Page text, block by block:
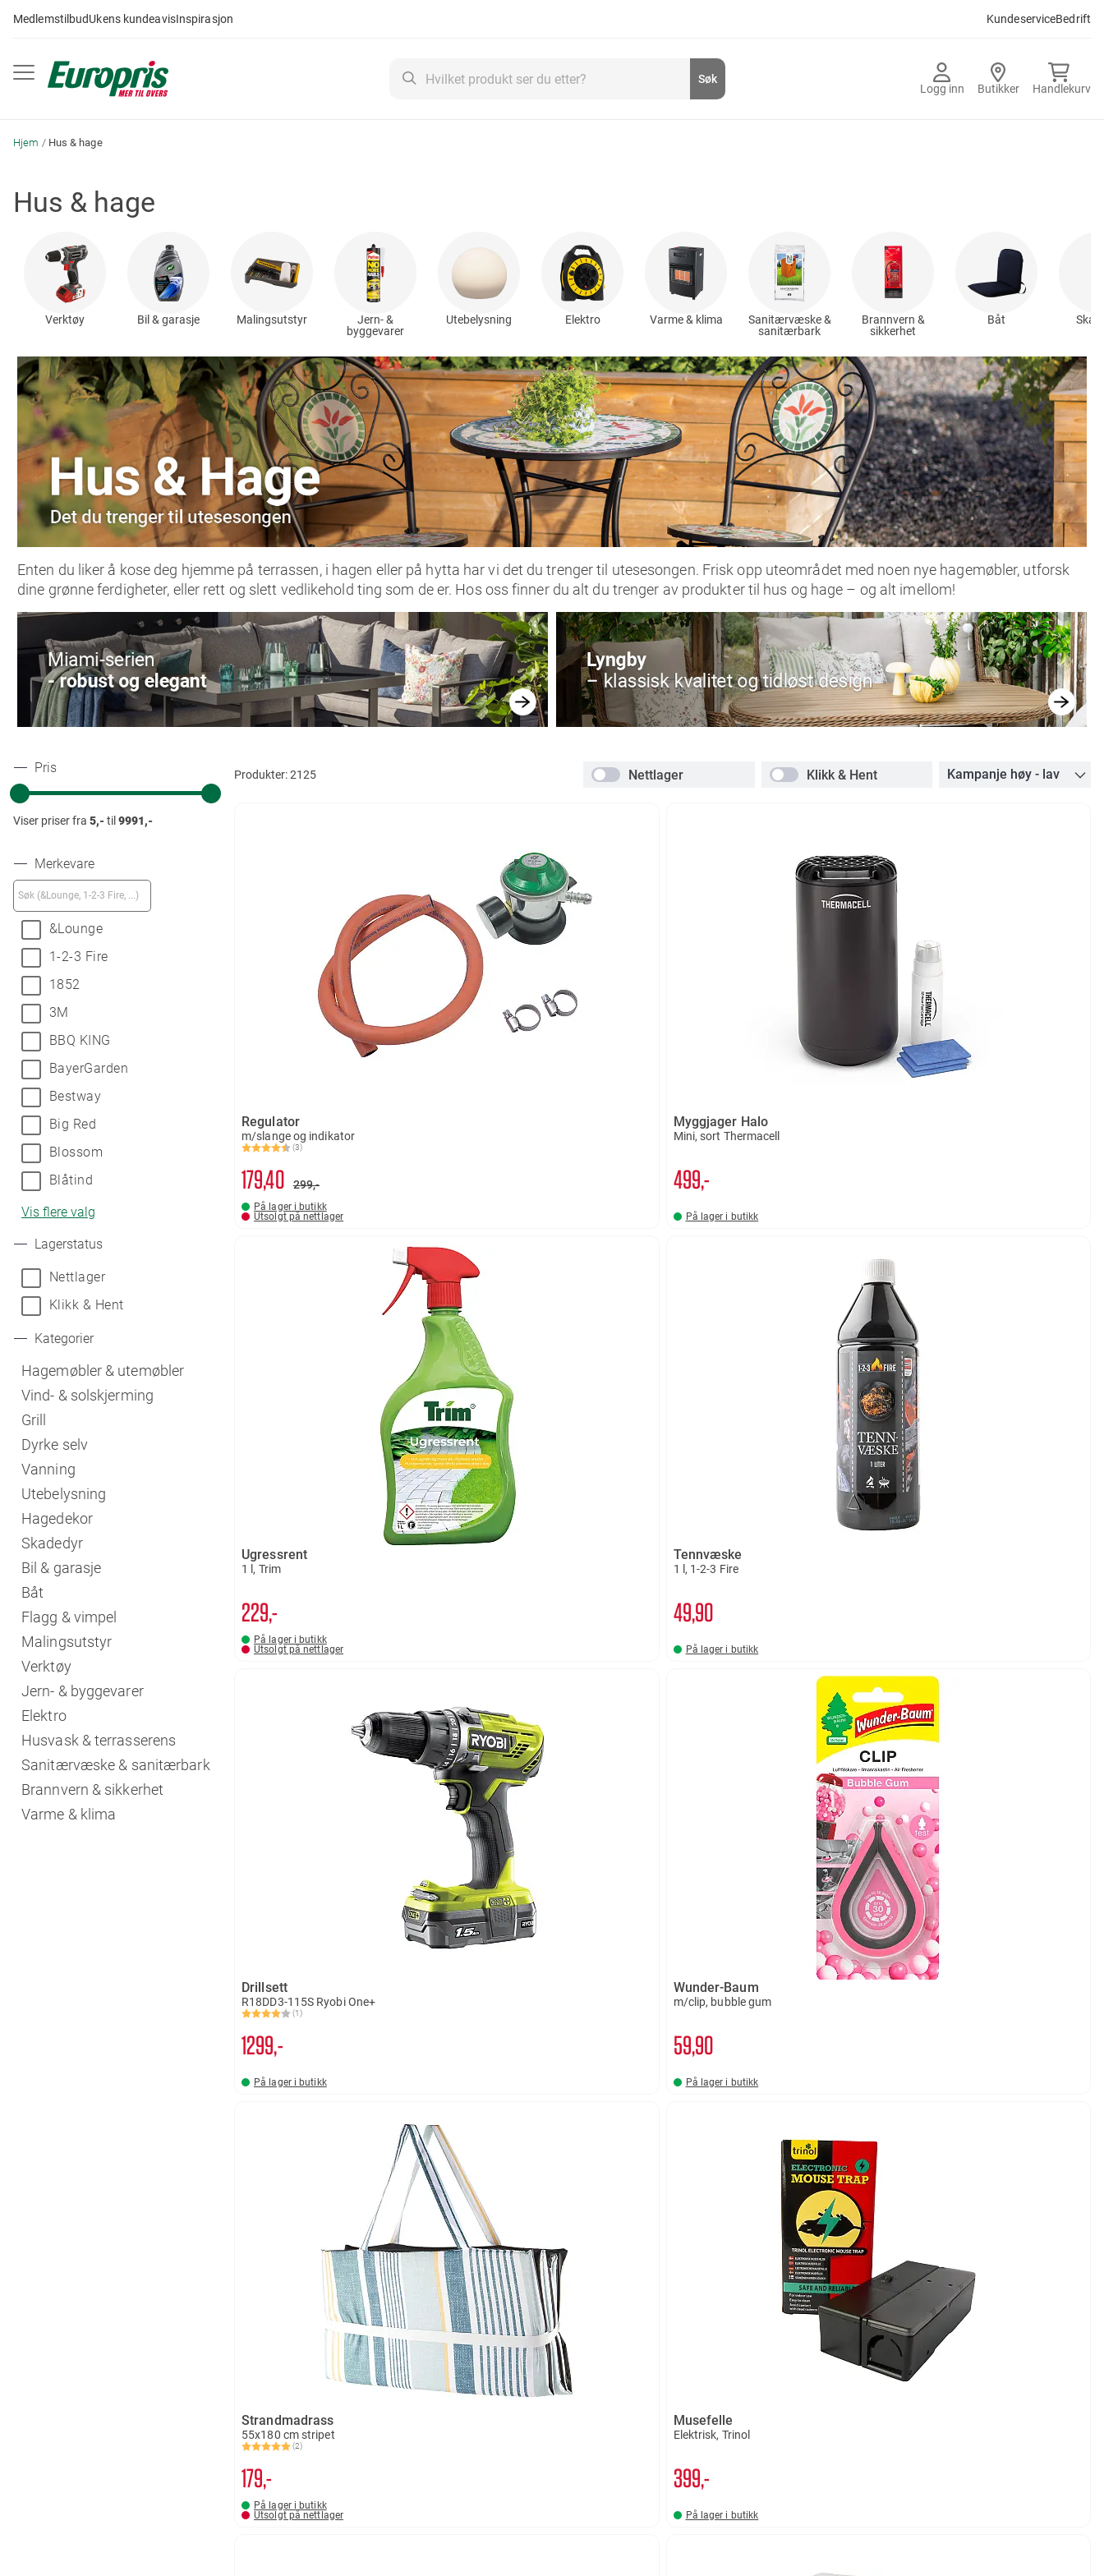
til
MedlemstilbudUkens kundeavisInspirasjon KundeserviceBedrift
Logg inn Butikker Handlekurv
Søk
Hjem Hus & hage
Hus & hage
Verktøy Bil & garasje Malingsutstyr
Jern- &
byggevarer
Utebelysning Elektro Varme & klima
Sanitærvæske &
sanitærbark
Brannvern &
sikkerhet
Båt
Enten du liker å kose deg hjemme på terrassen, i hagen eller på hytta har vi det du trenger til utesesongen. Frisk opp uteområdet med noen nye hagemøbler, utforsk
dine grønne ferdigheter, eller rett og slett vedlikehold ting som de er. Hos oss finner du alt du trenger av produkter til hus og hage – og alt imellom!
Nettlager Klikk & Hent
Produkter:2125
Regulator
m/slange og indikator
Karakter:
(3)
4.7 av 5 mulige
17940 299,-
På lager i butikk
Utsolgt på nettlager
Myggjager Halo
Mini, sort Thermacell
499,-
På lager i butikk
Ugressrent
1 l, Trim
229,-
På lager i butikk
Utsolgt på nettlager
Tennvæske
1 l, 1-2-3 Fire
4990
På lager i butikk
Drillsett
R18DD3-115S Ryobi One+
Karakter:
(1)
4.0 av 5 mulige
1299,-
På lager i butikk
Wunder-Baum
m/clip, bubble gum
5990
På lager i butikk
Strandmadrass
55x180 cm stripet
Karakter:
(2)
5.0 av 5 mulige
179,-
På lager i butikk
Utsolgt på nettlager
Musefelle
Elektrisk, Trinol
399,-
På lager i butikk
Pris
Viser priser fra 5,-til9991,-
Merkevare
&Lounge
1-2-3 Fire
1852
3M
BBQ KING
BayerGarden
Bestway
Big Red
Blossom
Blåtind
Vis flere valg
Lagerstatus
Nettlager
Klikk & Hent
Kategorier
Hagemøbler & utemøbler
Vind- & solskjerming
Grill
Dyrke selv
Vanning
Utebelysning
Hagedekor
Skadedyr
Bil & garasje
Båt
Flagg & vimpel
Malingsutstyr
Verktøy
Jern- & byggevarer
Elektro
Husvask & terrasserens
Sanitærvæske & sanitærbark
Brannvern & sikkerhet
Varme & klima